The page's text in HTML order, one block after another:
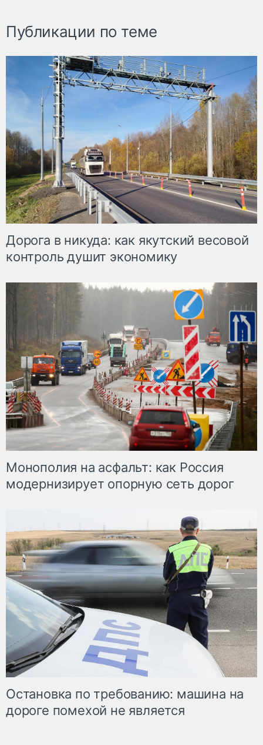
Публикации по теме
Дорога в никуда: как якутский весовой
контроль душит экономику
Монополия на асфальт: как Россия
модернизирует опорную сеть дорог
Остановка по требованию: машина на
дороге помехой не является